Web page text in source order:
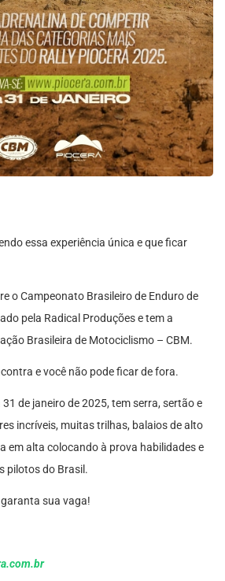
essa experiência única e que ficar
o Campeonato Brasileiro de Enduro de
pela Radical Produções e tem a
Brasileira de Motociclismo – CBM.
e você não pode ficar de fora.
de janeiro de 2025, tem serra, sertão e
incríveis, muitas trilhas, balaios de alto
em alta colocando à prova habilidades e
pilotos do Brasil.
garanta sua vaga!